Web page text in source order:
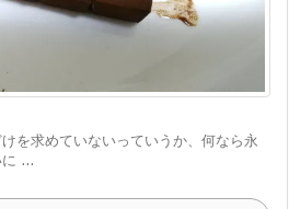
を求めていないっていうか、何なら永
...